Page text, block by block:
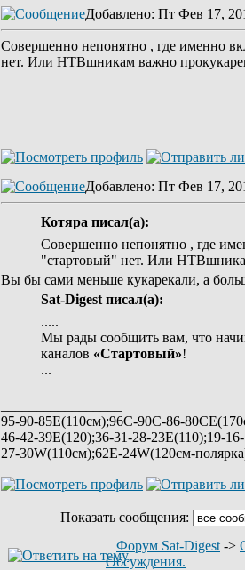
Добавлено: Пт Фев 17,
Совершенно непонятно , где именно
нет. Или НТВшникам важно
Добавлено: Пт Фев 17,
Котяра писал(а):
Совершенно непонятно , где
"стартовый" нет. Или
Вы бы сами меньше кукарекали, а
Sat-Digest писал(а):
.....
Мы рады сообщить вам, что
каналов «Стартовый»!
...
95-90-85Е(110см);96C-90C-86-
46-42-39E(120);36-31-28-23E(110);19-
27-30W(110см);62E-24W(120см-
Показать сообщения:
Форум Sat-Digest ->
Обсуждения.